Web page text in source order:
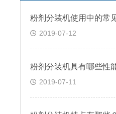
2019-07-12
粉剂分装机具有哪些性
2019-07-11